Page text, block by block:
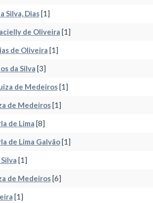
Silva, Dias[1]
de Oliveira [1]
de Oliveira [1]
da Silva [3]
de Medeiros[1]
de Medeiros[1]
de Lima [8]
de Lima Galvão[1]
[1]
de Medeiros[6]
[1]